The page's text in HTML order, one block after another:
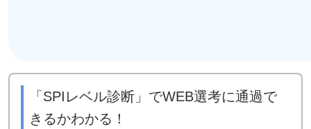
「SPIレベル診断」でWEB選考に通過で
きるかわかる！